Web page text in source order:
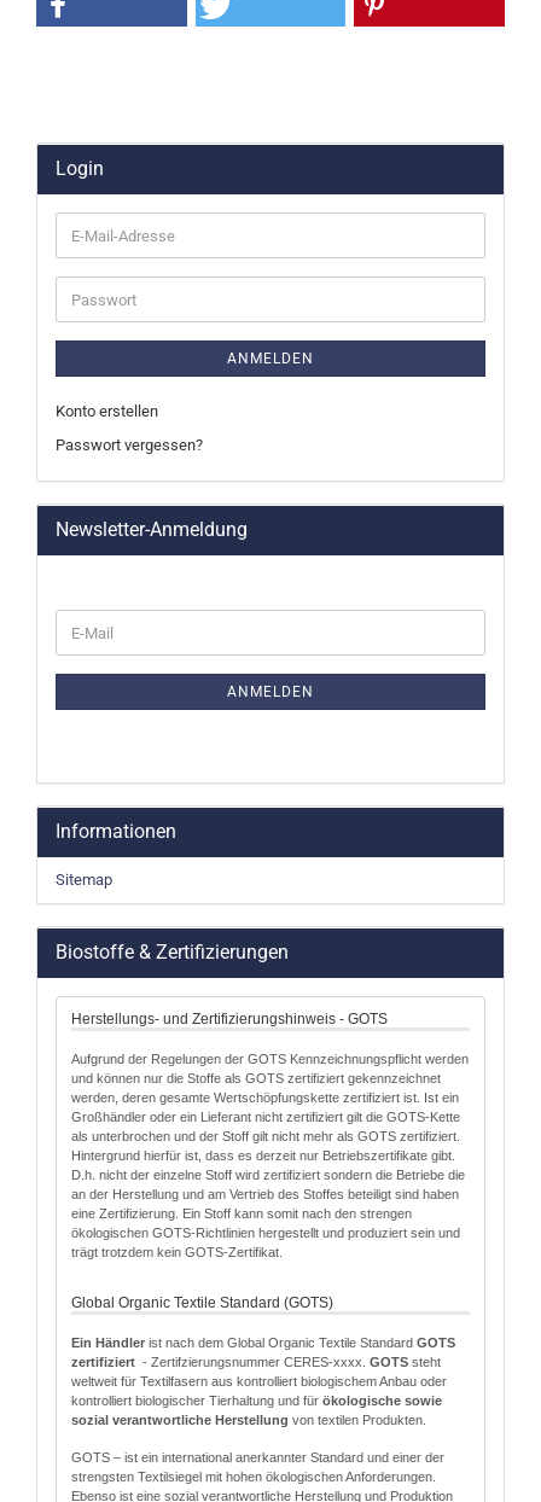
Login
E-
Mail-
Adresse
Passwort
ANMELDEN
Konto erstellen
Passwort vergessen?
Newsletter-Anmeldung
ZUR
E-
Mail
ANMELDEN
Informationen
Sitemap
Biostoffe & Zertifizierungen
Herstellungs- und Zertifizierungshinweis - GOTS
Aufgrund der Regelungen der GOTS Kennzeichnungspflicht werden
und können nur die Stoffe als GOTS zertifiziert gekennzeichnet
werden, deren gesamte Wertschöpfungskette zertifiziert ist. Ist ein
Großhändler oder ein Lieferant nicht zertifiziert gilt die GOTS-Kette
als unterbrochen und der Stoff gilt nicht mehr als GOTS zertifiziert.
Hintergrund hierfür ist, dass es derzeit nur Betriebszertifikate gibt.
D.h. nicht der einzelne Stoff wird zertifiziert sondern die Betriebe die
an der Herstellung und am Vertrieb des Stoffes beteiligt sind haben
eine Zertifizierung. Ein Stoff kann somit nach den strengen
ökologischen GOTS-Richtlinien hergestellt und produziert sein und
trägt trotzdem kein GOTS-Zertifikat.
Global Organic Textile Standard (GOTS)
Ein Händler ist nach dem Global Organic Textile Standard GOTS
zertifiziert - Zertifzierungsnummer CERES-xxxx. GOTS steht
weltweit für Textilfasern aus kontrolliert biologischem Anbau oder
kontrolliert biologischer Tierhaltung und für ökologische sowie
sozial verantwortliche Herstellung von textilen Produkten.
GOTS – ist ein international anerkannter Standard und einer der
strengsten Textilsiegel mit hohen ökologischen Anforderungen.
Ebenso ist eine sozial verantwortliche Herstellung und Produktion